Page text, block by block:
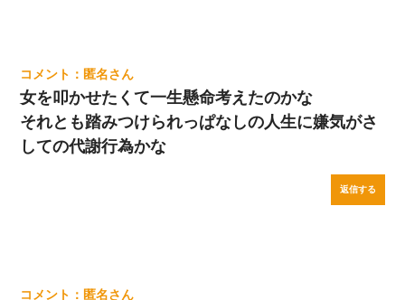
匿名
女を叩かせたくて一生懸命考えたのかな
それとも踏みつけられっぱなしの人生に嫌気がさ
しての代謝行為かな
返信する
匿名